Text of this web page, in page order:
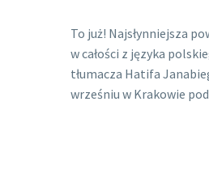
To już! Najsłynniejsza
w całości z języka
tłumacza Hatifa
wrześniu w Krakowie